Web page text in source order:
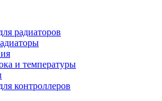
радиаторов
и температуры
контроллеров